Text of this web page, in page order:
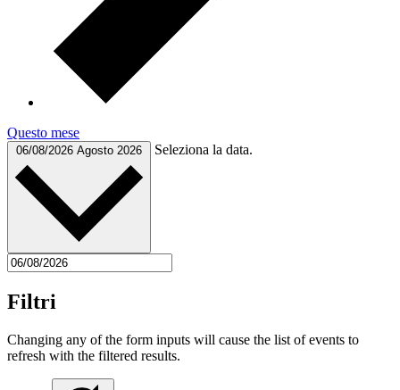
Questo mese
06/08/2026 Agosto 2026 Seleziona la data.
Filtri
Changing any of the form inputs will cause the list of events to
refresh with the filtered results.